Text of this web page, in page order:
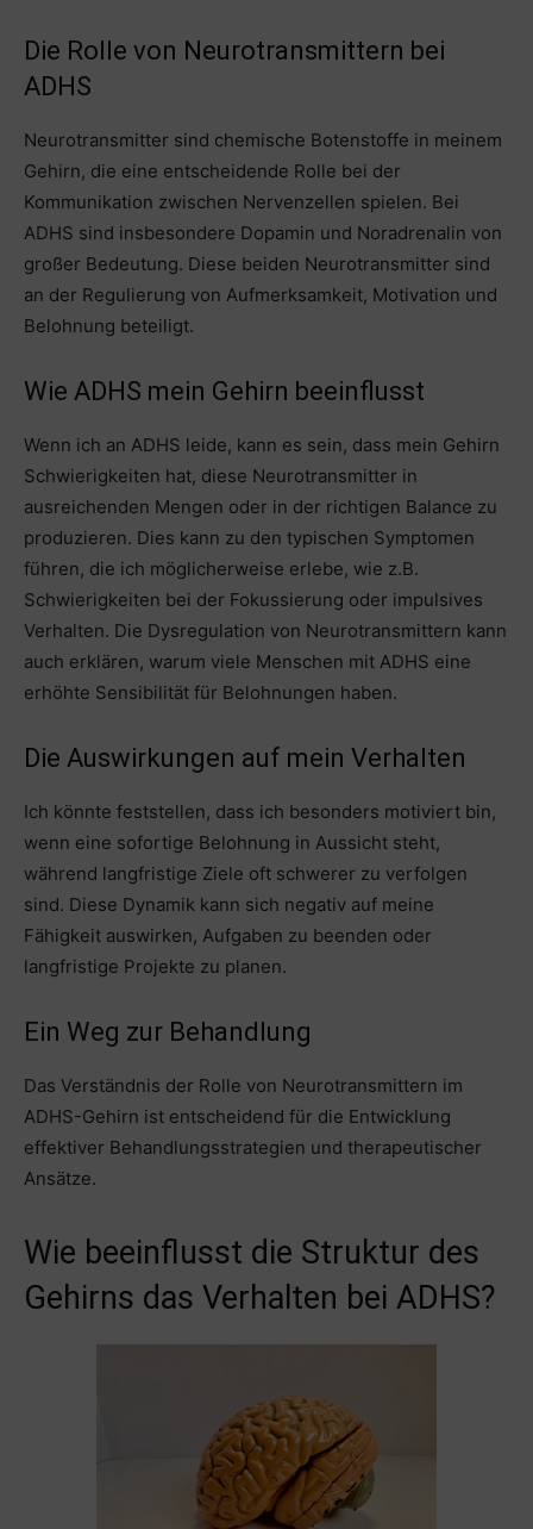
Die Rolle von Neurotransmittern bei
ADHS
Neurotransmitter sind chemische Botenstoffe in meinem
Gehirn, die eine entscheidende Rolle bei der
Kommunikation zwischen Nervenzellen spielen. Bei
ADHS sind insbesondere Dopamin und Noradrenalin von
großer Bedeutung. Diese beiden Neurotransmitter sind
an der Regulierung von Aufmerksamkeit, Motivation und
Belohnung beteiligt.
Wie ADHS mein Gehirn beeinflusst
Wenn ich an ADHS leide, kann es sein, dass mein Gehirn
Schwierigkeiten hat, diese Neurotransmitter in
ausreichenden Mengen oder in der richtigen Balance zu
produzieren. Dies kann zu den typischen Symptomen
führen, die ich möglicherweise erlebe, wie z.B.
Schwierigkeiten bei der Fokussierung oder impulsives
Verhalten. Die Dysregulation von Neurotransmittern kann
auch erklären, warum viele Menschen mit ADHS eine
erhöhte Sensibilität für Belohnungen haben.
Die Auswirkungen auf mein Verhalten
Ich könnte feststellen, dass ich besonders motiviert bin,
wenn eine sofortige Belohnung in Aussicht steht,
während langfristige Ziele oft schwerer zu verfolgen
sind. Diese Dynamik kann sich negativ auf meine
Fähigkeit auswirken, Aufgaben zu beenden oder
langfristige Projekte zu planen.
Ein Weg zur Behandlung
Das Verständnis der Rolle von Neurotransmittern im
ADHS-Gehirn ist entscheidend für die Entwicklung
effektiver Behandlungsstrategien und therapeutischer
Ansätze.
Wie beeinflusst die Struktur des
Gehirns das Verhalten bei ADHS?